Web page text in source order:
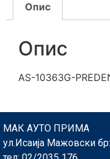
Опис
Опис
AS-10363G-
МАК АУТО ПРИМА
ул.Исаија Мажовски